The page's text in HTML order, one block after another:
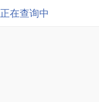
正在查询中